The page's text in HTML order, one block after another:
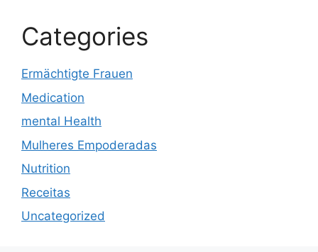
Categories
Ermächtigte Frauen
Medication
mental Health
Mulheres Empoderadas
Nutrition
Receitas
Uncategorized